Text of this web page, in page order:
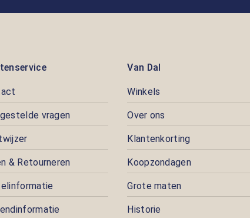
vragen
& Retourneren
Van Dal
Winkels
Over ons
Klantenkorting
Koopzondagen
Grote maten
Historie